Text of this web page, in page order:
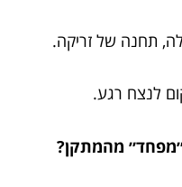
תחנה של זריקה.
לנצח רגע.